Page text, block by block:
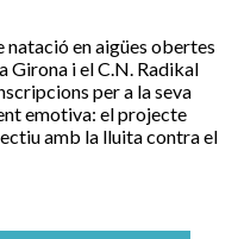
natació en aigües obertes
Girona i el C.N. Radikal
per a la seva
emotiva: el projecte
amb la lluita contra el